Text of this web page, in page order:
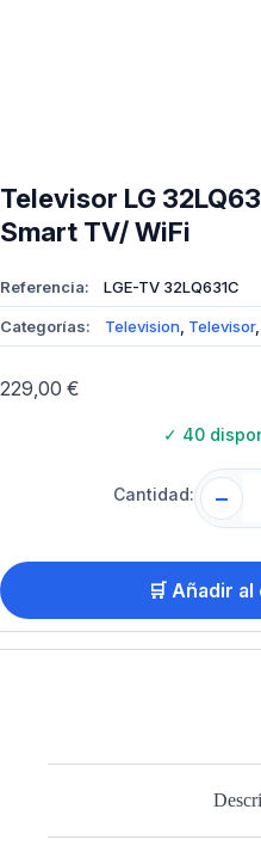
Televisor LG
Smart TV/ WiFi
Referencia: LGE-TV 32LQ631C
Categorías: Television, Televisor,
229,00 €
✓ 40
Cantidad: −
🛒 Añadir